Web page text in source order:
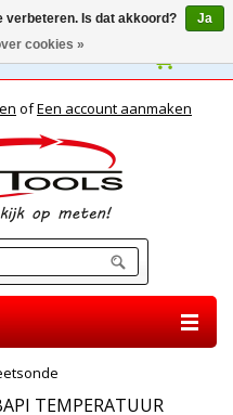
ofEen account aanmaken
TEMPERATUUR
verbeteren. Is dat akkoord?
Ja
cookies »